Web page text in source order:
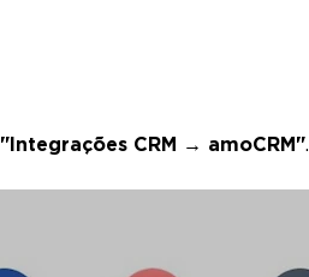
"Integrações CRM → amoCRM".